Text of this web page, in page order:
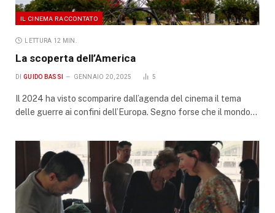
IL CINEMA RACCONTATO
LETTURA 12 MIN.
La scoperta dell’America
DI GUIDO BASSI GENNAIO 20, 2025 5
Il 2024 ha visto scomparire dall’agenda del cinema il tema
delle guerre ai confini dell’Europa. Segno forse che il mondo…